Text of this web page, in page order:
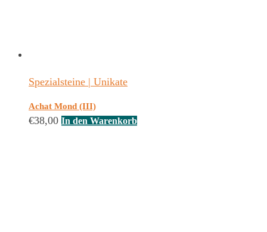
Spezialsteine | Unikate
Achat Mond (III)
€38,00 In den Warenkorb